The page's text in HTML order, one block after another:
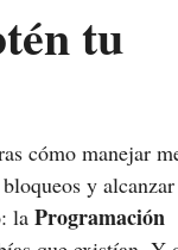
tu
cómo manejar
y
la Programación